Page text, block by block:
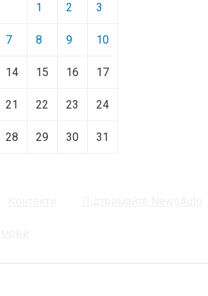
1 2 3
7 8 9 10
14 15 16 17
21 22 23 24
28 29 30
31